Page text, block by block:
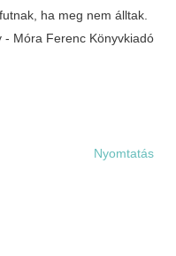
ha meg nem álltak.
Móra Ferenc Könyvkiadó
Nyomtatás